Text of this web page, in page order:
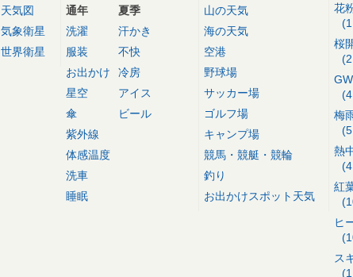
天気図
気象衛星
世界衛星
通年
洗濯
服装
お出かけ
星空
傘
紫外線
体感温度
洗車
睡眠
夏季
汗かき
不快
冷房
アイス
ビール
山の天気
海の天気
空港
野球場
サッカー場
ゴルフ場
キャンプ場
競馬・競艇・競輪
釣り
お出かけスポット天気
花
桜
梅
熱
紅
ヒ
ス